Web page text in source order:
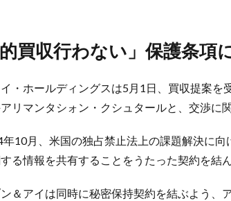
対的買収行わない」保護条項
・ホールディングスは5月1日、買収提案を
リマンタシォン・クシュタールと、交渉に
年10月、米国の独占禁止法上の課題解決に
る情報を共有することをうたった契約を結ん
＆アイは同時に秘密保持契約を結ぶよう、